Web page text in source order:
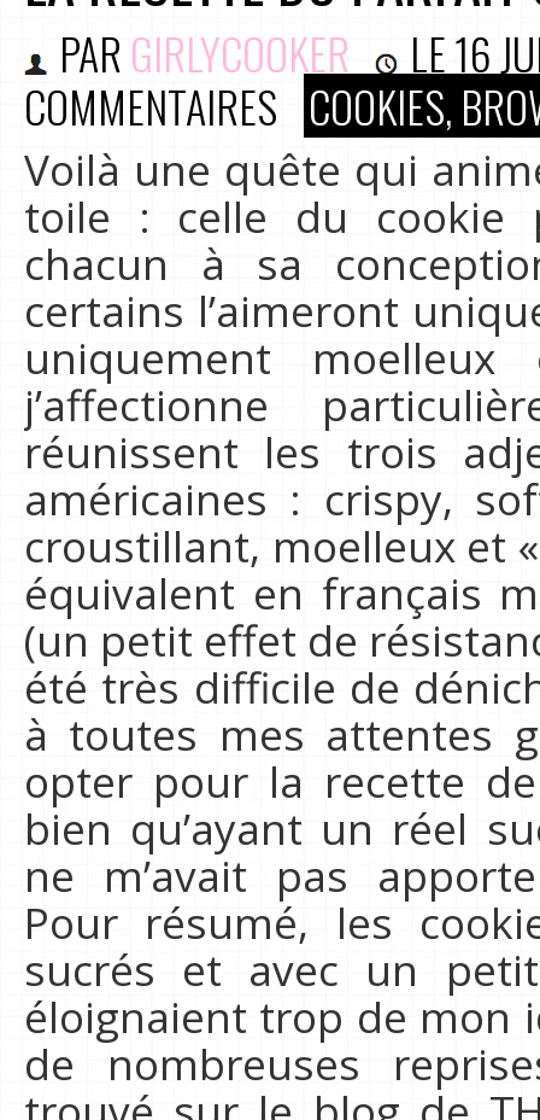
PAR GIRLYCOOKER LE16
COMMENTAIRES COOKIES,
Voilà une quête qui
toile : celle du cookie
chacun à sa
certains l’aimeront
uniquement
j’affectionne
réunissent les trois
américaines : crispy,
croustillant, moelleux et
équivalent en français
(un petit effet de
été très difficile de
à toutes mes attentes
opter pour la recette
bien qu’ayant un réel
ne m’avait pas
Pour résumé, les
sucrés et avec un
éloignaient trop de mon
de nombreuses